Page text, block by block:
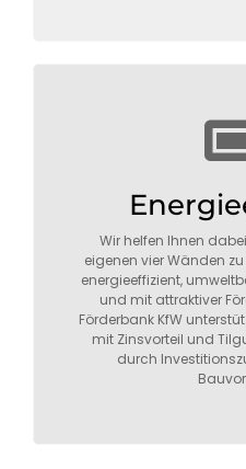
Wir helfen Ihnen
eigenen vier Wänden
energieeffizient,
und mit attraktiver
Förderbank KfW
mit Zinsvorteil und
durch